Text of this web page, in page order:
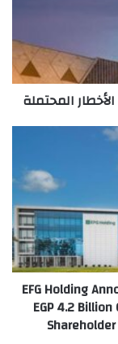
المحتملة
EFG Holding
EGP 4.2